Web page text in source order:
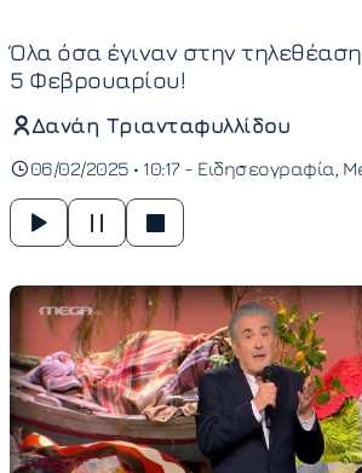
Όλα όσα έγιναν στην
5 Φεβρουαρίου!
Δανάη Τριανταφυλλίδου
06/02/2025 • 10:17 - Ειδησεογραφία